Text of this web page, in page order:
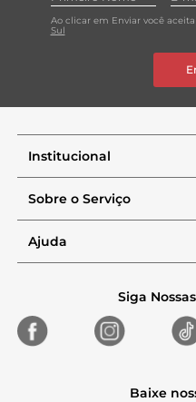
Ao clicar em Enviar você aceita
Sul
Institucional
Sobre o Serviço
Ajuda
Siga
Baixe